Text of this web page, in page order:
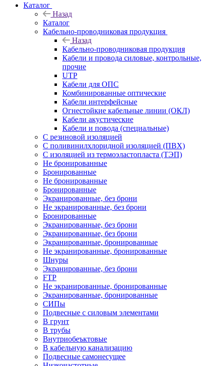
Каталог
Назад
Каталог
Кабельно-проводниковая продукция
Назад
Кабельно-проводниковая продукция
Кабели и провода силовые, контрольные,
прочие
UTP
Кабели для ОПС
Комбинированные оптические
Кабели интерфейсные
Огнестойкие кабельные линии (ОКЛ)
Кабели акустические
Кабели и повода (специальные)
С резиновой изоляцией
С поливинилхлоридной изоляцией (ПВХ)
С изоляцией из термоэластопласта (ТЭП)
Не бронированные
Бронированные
Не бронированные
Бронированные
Экранированные, без брони
Не экранированные, без брони
Бронированные
Экранированные, без брони
Экранированные, без брони
Экранированные, бронированные
Не экранированные, бронированные
Шнуры
Экранированные, без брони
FTP
Не экранированные, бронированные
Экранированные, бронированные
СИПы
Подвесные с силовым элементами
В грунт
В трубы
Внутриобеъктовые
В кабельную канализацию
Подвесные самонесущее